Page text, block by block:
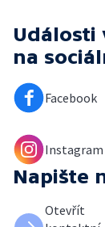
Události
na
Facebook
Instagram
Napište
Otevřít